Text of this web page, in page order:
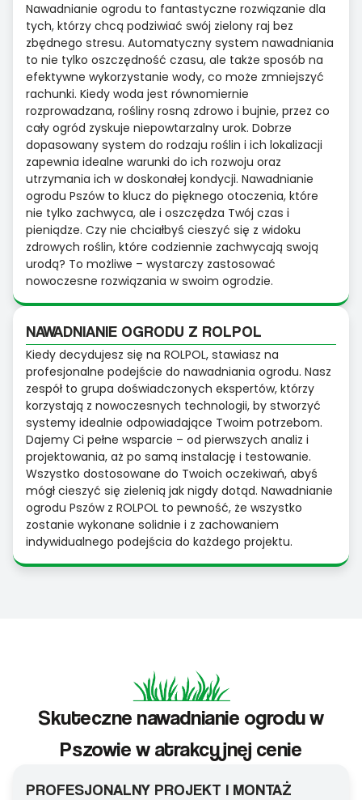
Nawadnianie ogrodu to fantastyczne rozwiązanie dla
tych, którzy chcą podziwiać swój zielony raj bez
zbędnego stresu. Automatyczny system nawadniania
to nie tylko oszczędność czasu, ale także sposób na
efektywne wykorzystanie wody, co może zmniejszyć
rachunki. Kiedy woda jest równomiernie
rozprowadzana, rośliny rosną zdrowo i bujnie, przez co
cały ogród zyskuje niepowtarzalny urok. Dobrze
dopasowany system do rodzaju roślin i ich lokalizacji
zapewnia idealne warunki do ich rozwoju oraz
utrzymania ich w doskonałej kondycji. Nawadnianie
ogrodu Pszów to klucz do pięknego otoczenia, które
nie tylko zachwyca, ale i oszczędza Twój czas i
pieniądze. Czy nie chciałbyś cieszyć się z widoku
zdrowych roślin, które codziennie zachwycają swoją
urodą? To możliwe – wystarczy zastosować
nowoczesne rozwiązania w swoim ogrodzie.
NAWADNIANIE OGRODU Z ROLPOL
Kiedy decydujesz się na ROLPOL, stawiasz na
profesjonalne podejście do nawadniania ogrodu. Nasz
zespół to grupa doświadczonych ekspertów, którzy
korzystają z nowoczesnych technologii, by stworzyć
systemy idealnie odpowiadające Twoim potrzebom.
Dajemy Ci pełne wsparcie – od pierwszych analiz i
projektowania, aż po samą instalację i testowanie.
Wszystko dostosowane do Twoich oczekiwań, abyś
mógł cieszyć się zielenią jak nigdy dotąd. Nawadnianie
ogrodu Pszów z ROLPOL to pewność, że wszystko
zostanie wykonane solidnie i z zachowaniem
indywidualnego podejścia do każdego projektu.
Skuteczne nawadnianie ogrodu w
Pszowie w atrakcyjnej cenie
PROFESJONALNY PROJEKT I MONTAŻ